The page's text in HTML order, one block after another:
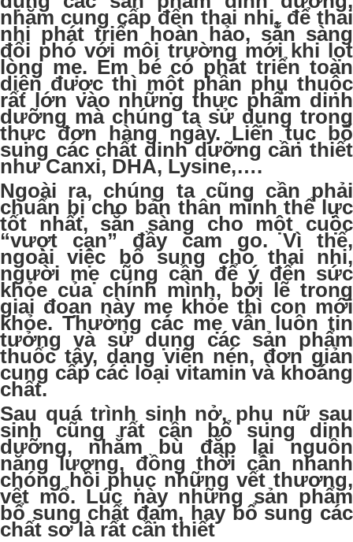
nhằm cung cấp đến thai nhi, để thai
nhi phát triển hoàn hảo, sẵn sàng
đối phó với môi trường mới khi lọt
lòng mẹ. Em bé có phát triển toàn
diện được thì một phần phụ thuộc
rất lớn vào những thực phẩm dinh
dưỡng mà chúng ta sử dụng trong
thực đơn hàng ngày. Liên tục bổ
sung các chất dinh dưỡng cần thiết
như Canxi, DHA, Lysine,….
Ngoài ra, chúng ta cũng cần phải
chuẩn bị cho bản thân mình thể lực
tốt nhất, sẵn sàng cho một cuộc
“vượt cạn” đầy cam go. Vì thế,
ngoài việc bổ sung cho thai nhi,
người mẹ cũng cần để ý đến sức
khỏe của chính mình, bởi lẽ trong
giai đoạn này mẹ khỏe thì con mới
khỏe. Thường các mẹ vẫn luôn tin
tưởng và sử dụng các sản phẩm
thuốc tây, dạng viên nén, đơn giản
cung cấp các loại vitamin và khoáng
chất.
Sau quá trình sinh nở, phụ nữ sau
sinh cũng rất cần bổ sung dinh
dưỡng, nhằm bù đắp lại nguồn
năng lượng, đồng thời cần nhanh
chóng hồi phục những vết thương,
vết mổ. Lúc này những sản phẩm
bổ sung chất đạm, hay bổ sung các
chất sơ là rất cần thiết